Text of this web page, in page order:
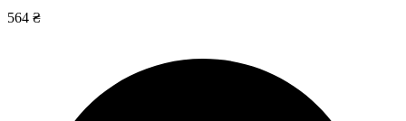
564 ₴